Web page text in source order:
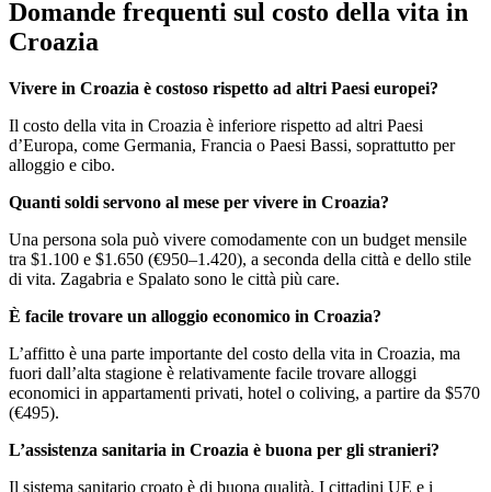
Domande frequenti sul costo della vita in
Croazia
Vivere in Croazia è costoso rispetto ad altri Paesi europei?
Il costo della vita in Croazia è inferiore rispetto ad altri Paesi
d’Europa, come Germania, Francia o Paesi Bassi, soprattutto per
alloggio e cibo.
Quanti soldi servono al mese per vivere in Croazia?
Una persona sola può vivere comodamente con un budget mensile
tra $1.100 e $1.650 (€950–1.420), a seconda della città e dello stile
di vita. Zagabria e Spalato sono le città più care.
È facile trovare un alloggio economico in Croazia?
L’affitto è una parte importante del costo della vita in Croazia, ma
fuori dall’alta stagione è relativamente facile trovare alloggi
economici in appartamenti privati, hotel o coliving, a partire da $570
(€495).
L’assistenza sanitaria in Croazia è buona per gli stranieri?
Il sistema sanitario croato è di buona qualità. I cittadini UE e i